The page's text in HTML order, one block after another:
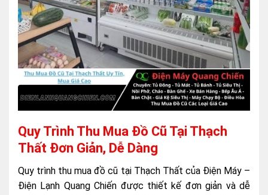
Quy Trình Thu Mua Đồ Cũ Tại Thạch
Thất Đơn Giản, Dễ Dàng
Quy trình thu mua đồ cũ tại Thạch Thất của Điện Máy –
Điện Lạnh Quang Chiến được thiết kế đơn giản và dễ